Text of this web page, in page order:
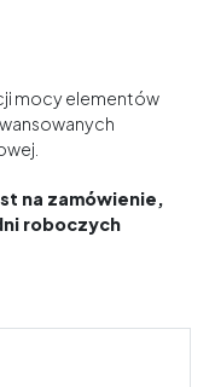
mocy elementów
na zamówienie,
roboczych